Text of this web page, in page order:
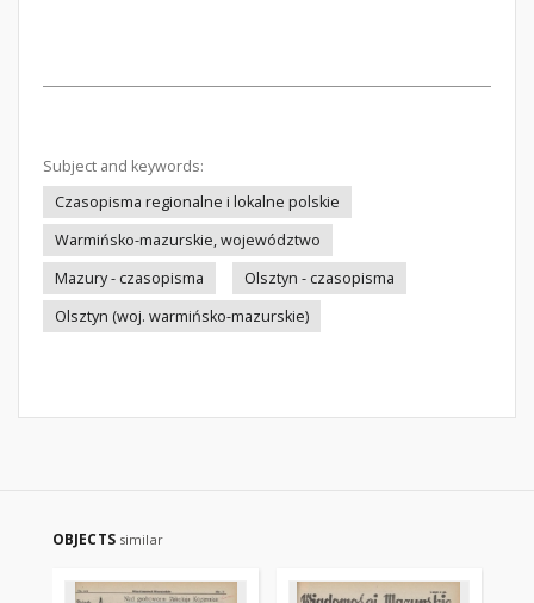
Subject and keywords:
Czasopisma regionalne i lokalne polskie
Warmińsko-mazurskie, województwo
Mazury - czasopisma
Olsztyn - czasopisma
Olsztyn (woj. warmińsko-mazurskie)
OBJECTS similar